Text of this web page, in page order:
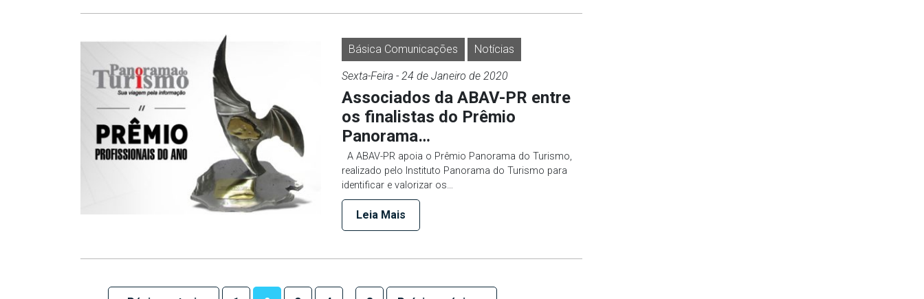
Básica Comunicações Notícias
Sexta-Feira - 24 de Janeiro de 2020
Associados da ABAV-PR entre
os finalistas do Prêmio
Panorama…
A ABAV-PR apoia o Prêmio Panorama do Turismo,
realizado pelo Instituto Panorama do Turismo para
identificar e valorizar os…
Leia Mais